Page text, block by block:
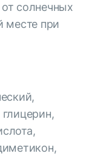
солнечных
месте при